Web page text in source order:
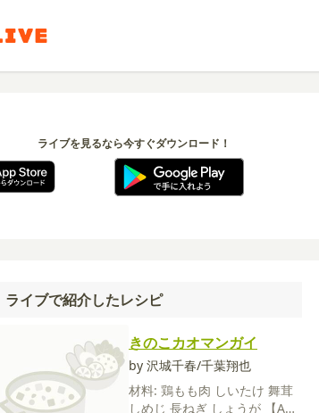
ライブを見るなら今すぐダウンロード！
ライブで紹介したレシピ
きのこカオマンガイ
by 沢城千春/千葉翔也
材料: 鶏もも肉 しいたけ 舞茸
しめじ 長ねぎ しょうが
【A】